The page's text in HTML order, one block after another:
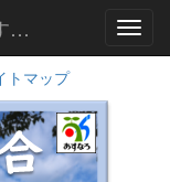
静岡県総合教育センター「あすなろ」
トマップ